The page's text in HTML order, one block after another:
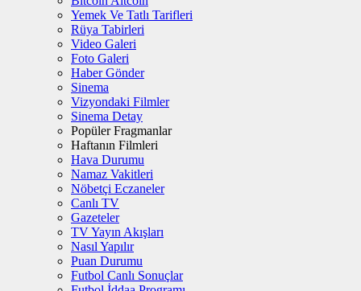
Yemek Ve Tatlı Tarifleri
Rüya Tabirleri
Video Galeri
Foto Galeri
Haber Gönder
Sinema
Vizyondaki Filmler
Sinema Detay
Popüler Fragmanlar
Haftanın Filmleri
Hava Durumu
Namaz Vakitleri
Nöbetçi Eczaneler
Canlı TV
Gazeteler
TV Yayın Akışları
Nasıl Yapılır
Puan Durumu
Futbol Canlı Sonuçlar